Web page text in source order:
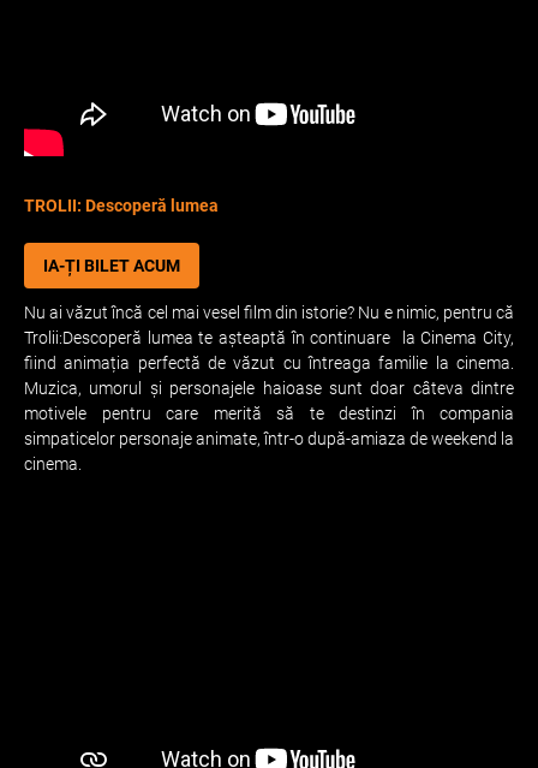
TROLII: Descoperă lumea
IA-ȚI BILET ACUM
Nu ai văzut încă cel mai vesel film din istorie? Nu e nimic, pentru că
Trolii:Descoperă lumea te așteaptă în continuare la Cinema City,
fiind animația perfectă de văzut cu întreaga familie la cinema.
Muzica, umorul și personajele haioase sunt doar câteva dintre
motivele pentru care merită să te destinzi în compania
simpaticelor personaje animate, într-o după-amiaza de weekend la
cinema.